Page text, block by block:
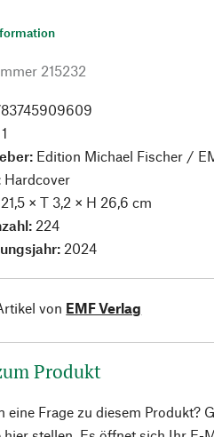
215232
1
Edition Michael Fischer /
Hardcover
× T 3,2 × H 26,6 cm
224
2024
von EMF Verlag
Produkt
eine Frage zu diesem Produkt?